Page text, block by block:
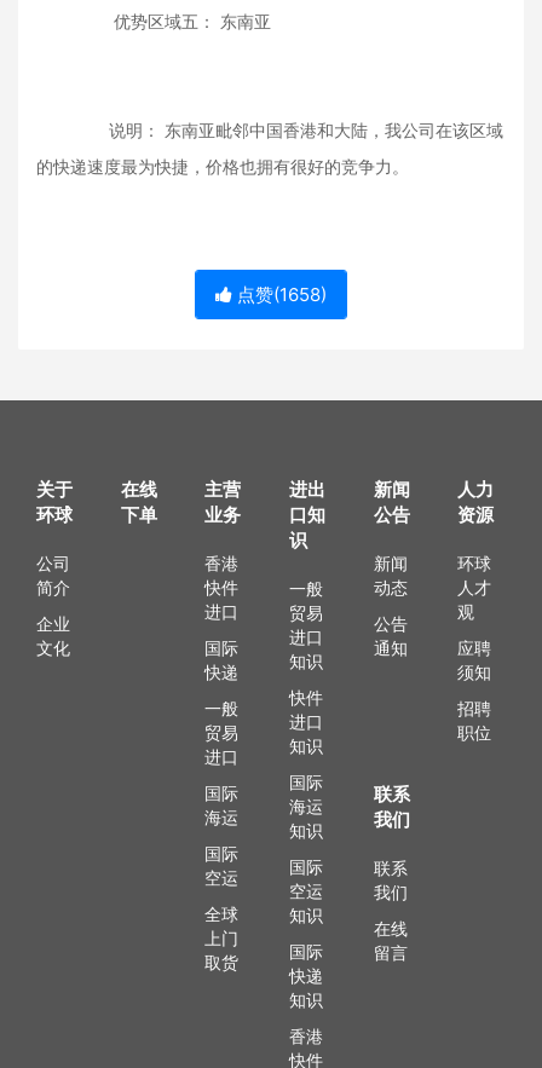
优势区域五： 东南亚
说明： 东南亚毗邻中国香港和大陆，我公司在该区域
的快递速度最为快捷，价格也拥有很好的竞争力。
点赞(1658)
关于
环球
公司
简介
企业
文化
在线
下单
主营
业务
香港
快件
进口
国际
快递
一般
贸易
进口
国际
海运
国际
空运
全球
上门
取货
进出
口知
识
一般
贸易
进口
知识
快件
进口
知识
国际
海运
知识
国际
空运
知识
国际
快递
知识
香港
快件
新闻
公告
新闻
动态
公告
通知
人力
资源
环球
人才
观
应聘
须知
招聘
职位
联系
我们
联系
我们
在线
留言